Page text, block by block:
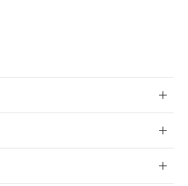
」に記載されている法人を
日時点で非含有を証明す
遡って非含有を証明する
ん。
対応完了までの期間は出
が混在することから備考